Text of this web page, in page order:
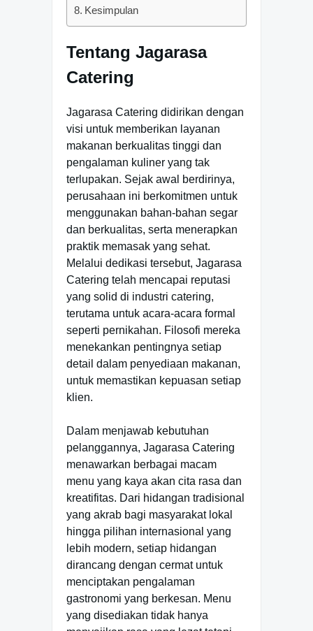
Kesimpulan
Tentang Jagarasa
Catering
Jagarasa Catering didirikan dengan
visi untuk memberikan layanan
makanan berkualitas tinggi dan
pengalaman kuliner yang tak
terlupakan. Sejak awal berdirinya,
perusahaan ini berkomitmen untuk
menggunakan bahan-bahan segar
dan berkualitas, serta menerapkan
praktik memasak yang sehat.
Melalui dedikasi tersebut, Jagarasa
Catering telah mencapai reputasi
yang solid di industri catering,
terutama untuk acara-acara formal
seperti pernikahan. Filosofi mereka
menekankan pentingnya setiap
detail dalam penyediaan makanan,
untuk memastikan kepuasan setiap
klien.
Dalam menjawab kebutuhan
pelanggannya, Jagarasa Catering
menawarkan berbagai macam
menu yang kaya akan cita rasa dan
kreatifitas. Dari hidangan tradisional
yang akrab bagi masyarakat lokal
hingga pilihan internasional yang
lebih modern, setiap hidangan
dirancang dengan cermat untuk
menciptakan pengalaman
gastronomi yang berkesan. Menu
yang disediakan tidak hanya